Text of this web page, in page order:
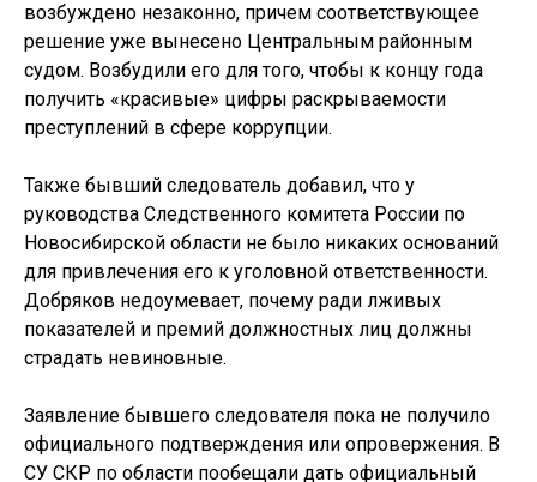
возбуждено незаконно, причем соответствующее
решение уже вынесено Центральным районным
судом. Возбудили его для того, чтобы к концу года
получить «красивые» цифры раскрываемости
преступлений в сфере коррупции.
Также бывший следователь добавил, что у
руководства Следственного комитета России по
Новосибирской области не было никаких оснований
для привлечения его к уголовной ответственности.
Добряков недоумевает, почему ради лживых
показателей и премий должностных лиц должны
страдать невиновные.
Заявление бывшего следователя пока не получило
официального подтверждения или опровержения. В
СУ СКР по области пообещали дать официальный